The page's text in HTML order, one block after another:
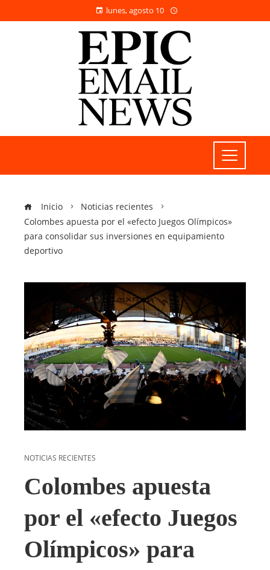
lunes, agosto 10
Inicio
Noticias recientes
Colombes apuesta por el «efecto Juegos Olímpicos»
para consolidar sus inversiones en equipamiento
deportivo
NOTICIAS RECIENTES
Colombes apuesta
por el «efecto Juegos
Olímpicos» para